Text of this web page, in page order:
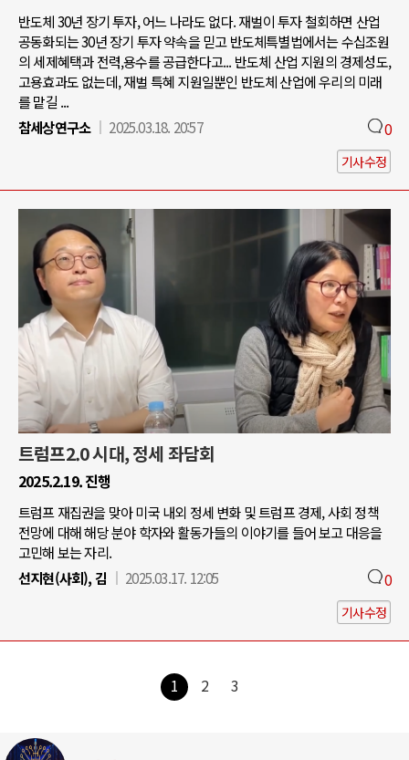
반도체 30년 장기 투자, 어느 나라도 없다. 재벌이 투자 철회하면 산업
공동화되는 30년 장기 투자 약속을 믿고 반도체특별법에서는 수십조원
의 세제혜택과 전력,용수를 공급한다고... 반도체 산업 지원의 경제성도,
고용효과도 없는데, 재벌 특혜 지원일뿐인 반도체 산업에 우리의 미래
를 맡길 ...
참세상연구소
2025.03.18. 20:57 0
기사수정
트럼프2.0 시대, 정세 좌담회
2025.2.19. 진행
트럼프 재집권을 맞아 미국 내외 정세 변화 및 트럼프 경제, 사회 정책
전망에 대해 해당 분야 학자와 활동가들의 이야기를 들어 보고 대응을
고민해 보는 자리.
선지현(사회), 김
2025.03.17. 12:05 0
기사수정
1 2 3